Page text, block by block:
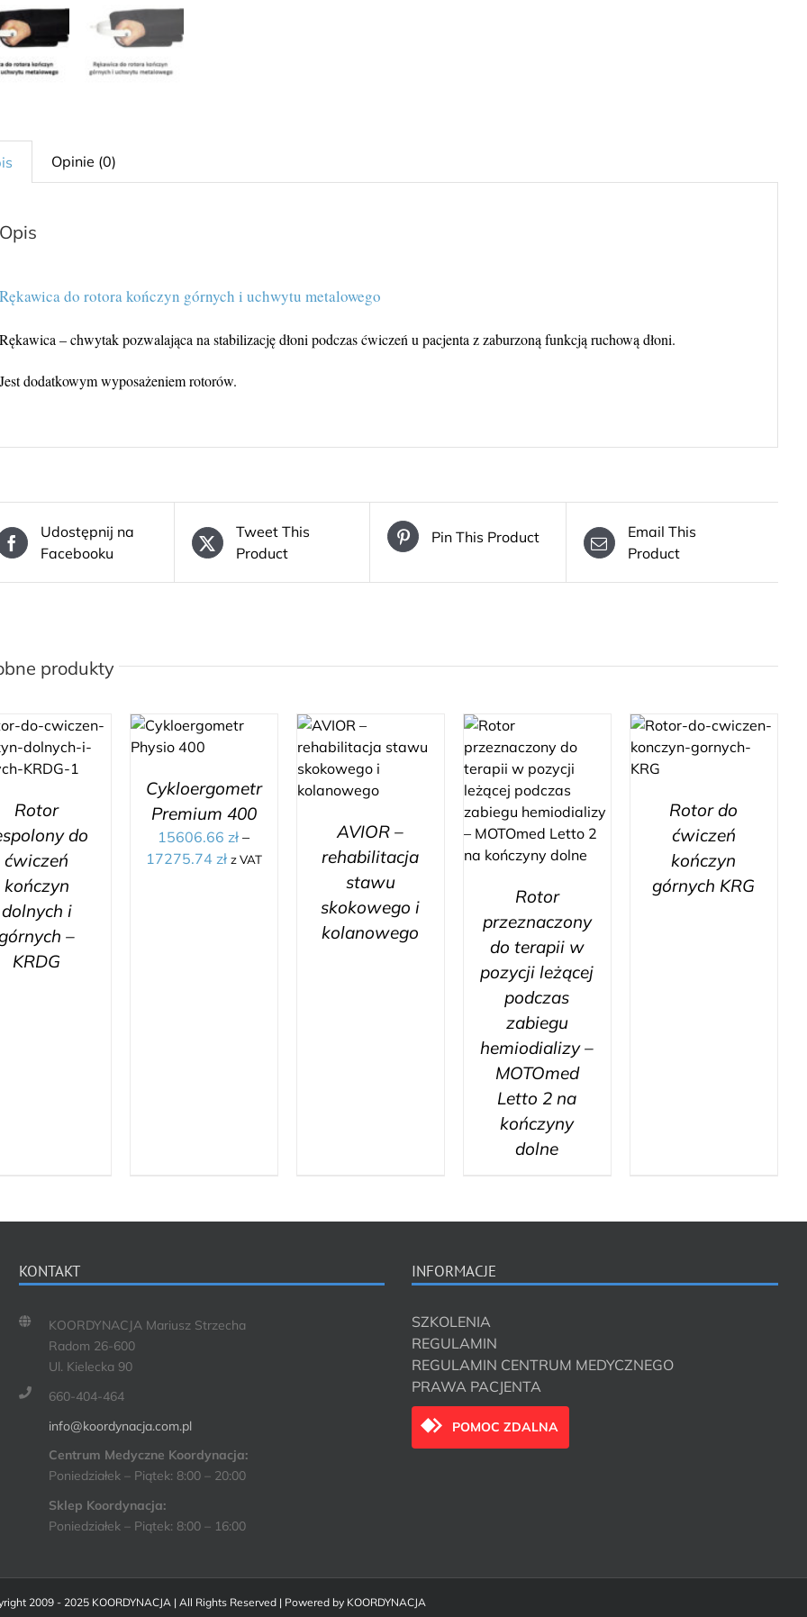
Opinie (0)
Opis
Rękawica do rotora kończyn górnych i uchwytu metalowego
Rękawica – chwytak pozwalająca na stabilizację dłoni podczas ćwiczeń u pacjenta z zaburzoną funkcją ruchową dłoni.
Jest dodatkowym wyposażeniem rotorów.
Udostępnij na
Facebooku
Tweet This
Product
Pin This Product
Email This
Product
produkty
Rotor
do
ćwiczeń
kończyn
dolnych i
–
KRDG
Cykloergometr
Premium 400
15606.66zł –
17275.74 zł z VAT
AVIOR –
rehabilitacja
stawu
skokowego i
kolanowego
Rotor
przeznaczony
do terapii w
pozycji leżącej
podczas
zabiegu
hemiodializy –
MOTOmed
Letto 2 na
kończyny
dolne
Rotor do
ćwiczeń
kończyn
górnych KRG
KONTAKT
KOORDYNACJA Mariusz Strzecha
Radom 26-600
Ul. Kielecka 90
660-404-464
info@koordynacja.com.pl
Centrum Medyczne Koordynacja:
Poniedziałek – Piątek: 8:00 – 20:00
Sklep Koordynacja:
Poniedziałek – Piątek: 8:00 – 16:00
INFORMACJE
SZKOLENIA
REGULAMIN
REGULAMIN CENTRUM MEDYCZNEGO
PRAWA PACJENTA
POMOC ZDALNA
2009 - 2025 KOORDYNACJA | All Rights Reserved | Powered by KOORDYNACJA